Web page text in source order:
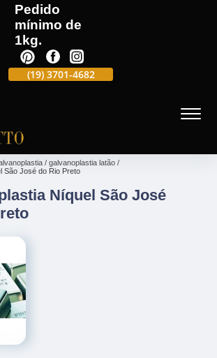
Pedido
mínimo de
1kg.
(19) 3701-4682 (19)
galvanoplastia latão
São José do Rio Preto
Níquel São José